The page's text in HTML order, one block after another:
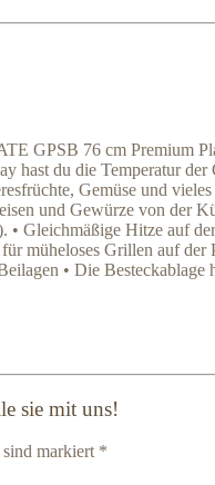
GPSB 76 cm Premium
hast du die Temperatur
Gemüse und
und Gewürze von der
Gleichmäßige Hitze auf
müheloses Grillen auf
• Die
sie mit uns!
markiert *